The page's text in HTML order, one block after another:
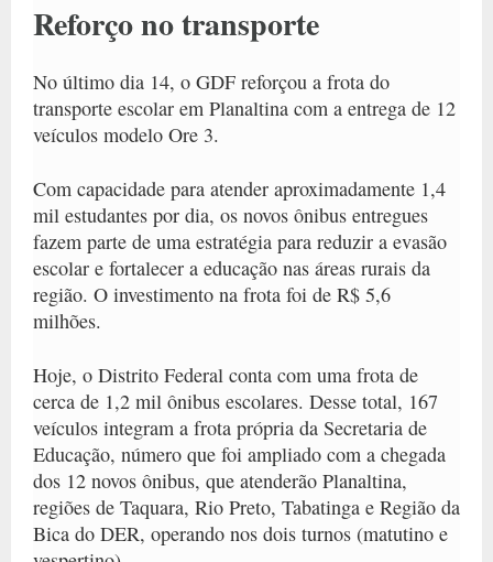
Reforço no transporte
No último dia 14, o GDF reforçou a frota do
transporte escolar em Planaltina com a entrega de 12
veículos modelo Ore 3.
Com capacidade para atender aproximadamente 1,4
mil estudantes por dia, os novos ônibus entregues
fazem parte de uma estratégia para reduzir a evasão
escolar e fortalecer a educação nas áreas rurais da
região. O investimento na frota foi de R$ 5,6
milhões.
Hoje, o Distrito Federal conta com uma frota de
cerca de 1,2 mil ônibus escolares. Desse total, 167
veículos integram a frota própria da Secretaria de
Educação, número que foi ampliado com a chegada
dos 12 novos ônibus, que atenderão Planaltina,
regiões de Taquara, Rio Preto, Tabatinga e Região da
Bica do DER, operando nos dois turnos (matutino e